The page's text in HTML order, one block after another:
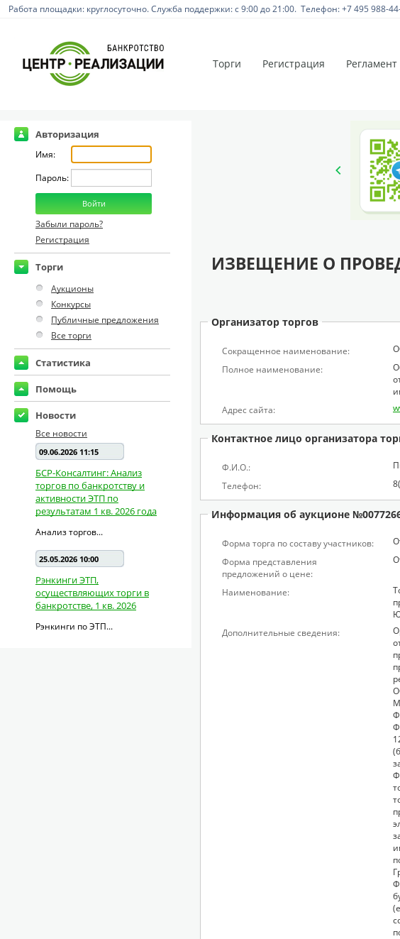
Работа площадки: круглосуточно. Служба поддержки: с 9:00 до 21:00. Телефон: +7 495 988-
Торги Регистрация Регламент
Авторизация
Имя:
Пароль:
Забыли пароль?
Регистрация
Торги
Аукционы
Конкурсы
Публичные предложения
Все торги
Статистика
Помощь
Новости
Все новости
09.06.2026 11:15
БСР-Консалтинг: Анализ
торгов по банкротству и
активности ЭТП по
результатам 1 кв. 2026 года
Анализ торгов...
25.05.2026 10:00
Рэнкинги ЭТП,
осуществляющих торги в
банкротстве, 1 кв. 2026
Рэнкинги по ЭТП...
ИЗВЕЩЕНИЕ О
Организатор торгов
Сокращенное наименование:
Полное наименование:
Адрес сайта:
Контактное лицо организатора
Ф.И.О.:
Телефон:
Информация об аукционе
Форма торга по составу участников:
Форма представления
предложений о цене:
Наименование:
Дополнительные сведения: